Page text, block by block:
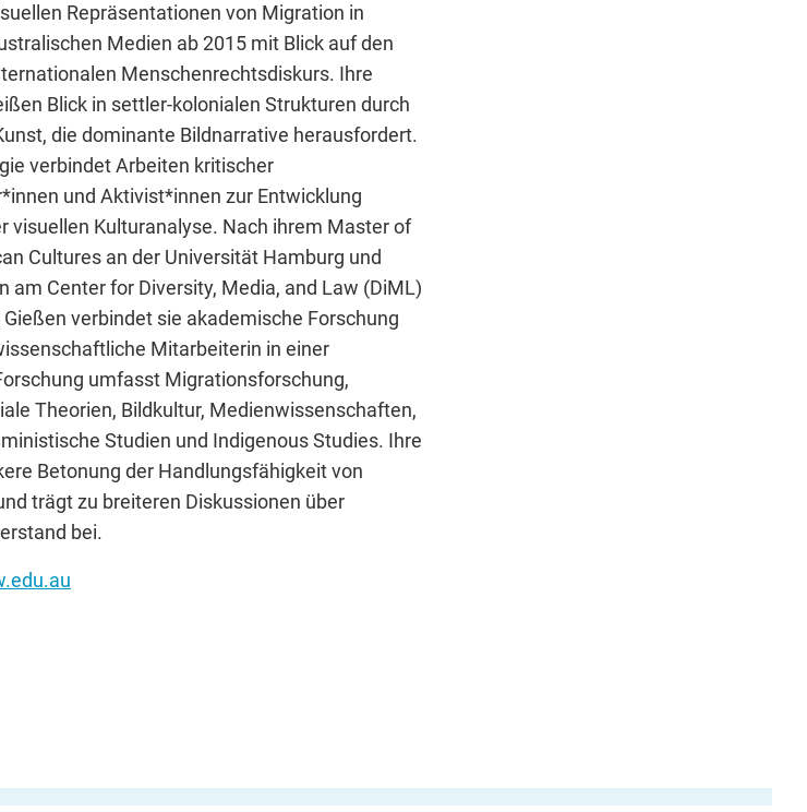
Repräsentationen von Migration in
Medien ab 2015 mit Blick auf den
Menschenrechtsdiskurs. Ihre
Blick in settler-kolonialen Strukturen durch
die dominante Bildnarrative herausfordert.
verbindet Arbeiten kritischer
und Aktivist*innen zur Entwicklung
visuellen Kulturanalyse. Nach ihrem Master of
Cultures an der Universität Hamburg und
am Center for Diversity, Media, and Law (DiML)
verbindet sie akademische Forschung
Mitarbeiterin in einer
umfasst Migrationsforschung,
Theorien, Bildkultur, Medienwissenschaften,
Studien und Indigenous Studies. Ihre
Betonung der Handlungsfähigkeit von
trägt zu breiteren Diskussionen über
bei.